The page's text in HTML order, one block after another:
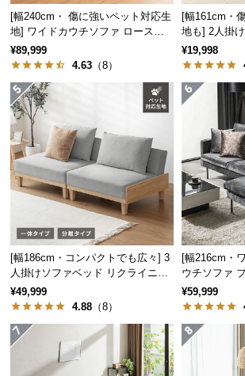
つ
い
て
開
梱
設
置
サ
ー
ビ
に
つ
い
て
搬
[幅240cm・ 傷に強いペット対応生
地] ワイドカウチソファ ロースタ
イル
¥89,999
4.63 （8）
[幅161cm・
地も] 2人掛
タイプ リク
¥19,998
[幅186cm・コンパクトでも広々] 3
人掛けソファベッド リクライニン
グ 天然木フレーム 北欧
¥49,999
4.88 （8）
[幅216cm・
ウチソファ
字 ホテルラ
¥59,999